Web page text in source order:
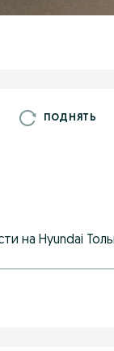
ПОДНЯТЬ
на Hyundai